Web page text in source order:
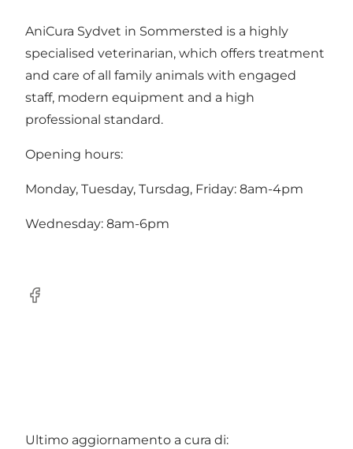
AniCura Sydvet in Sommersted is a highly
specialised veterinarian, which offers treatment
and care of all family animals with engaged
staff, modern equipment and a high
professional standard.
Opening hours:
Monday, Tuesday, Tursdag, Friday: 8am-4pm
Wednesday: 8am-6pm
Facebook
Ultimo aggiornamento a cura di: